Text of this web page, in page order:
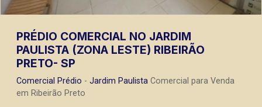
PRÉDIO COMERCIAL NO JARDIM
PAULISTA (ZONA LESTE) RIBEIRÃO
PRETO- SP
Comercial Prédio - Jardim Paulista Comercial para Venda
em Ribeirão Preto